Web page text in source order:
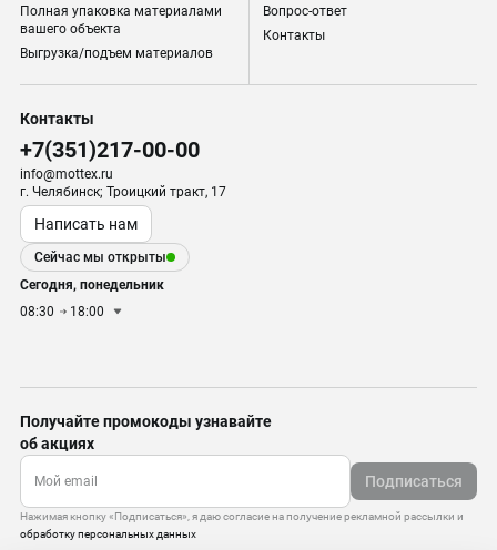
Полная упаковка материалами
вашего объекта
Выгрузка/подъем материалов
Вопрос-ответ
Контакты
Контакты
+7(351)217-00-00
info@mottex.ru
г. Челябинск; Троицкий тракт, 17
Написать нам
Сейчас мы открыты
Сегодня, понедельник
08:30
18:00
Получайте промокоды узнавайте
об акциях
Подписаться
Нажимая кнопку «Подписаться», я даю согласие на получение рекламной рассылки и
обработку персональных данных